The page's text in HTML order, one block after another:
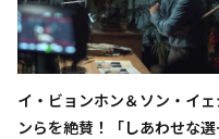
イ・ビョンホン＆ソン・イ
ンらを絶賛！「しあわせな選